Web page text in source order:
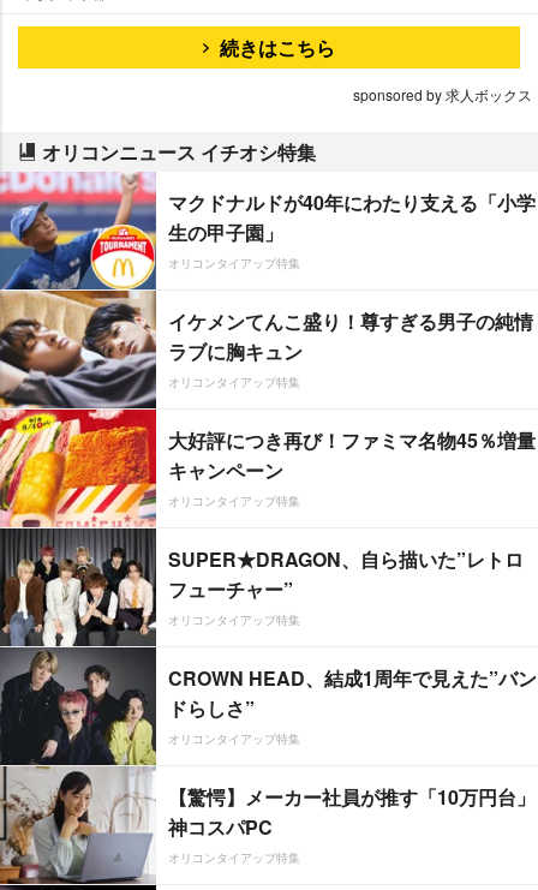
続きはこちら
sponsored by 求人ボックス
オリコンニュース イチオシ特集
マクドナルドが40年にわたり支える「小学
生の甲子園」
オリコンタイアップ特集
イケメンてんこ盛り！尊すぎる男子の純情
ラブに胸キュン
オリコンタイアップ特集
大好評につき再び！ファミマ名物45％増量
キャンペーン
オリコンタイアップ特集
SUPER★DRAGON、自ら描いた”レトロ
フューチャー”
オリコンタイアップ特集
CROWN HEAD、結成1周年で見えた”バン
ドらしさ”
オリコンタイアップ特集
【驚愕】メーカー社員が推す「10万円台」
神コスパPC
オリコンタイアップ特集